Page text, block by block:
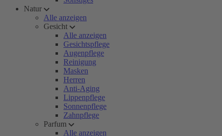
Natur
Alle anzeigen
Gesicht
Alle anzeigen
Gesichtspflege
Augenpflege
Reinigung
Masken
Herren
Anti-Aging
Lippenpflege
Sonnenpflege
Zahnpflege
Parfum
Alle anzeigen